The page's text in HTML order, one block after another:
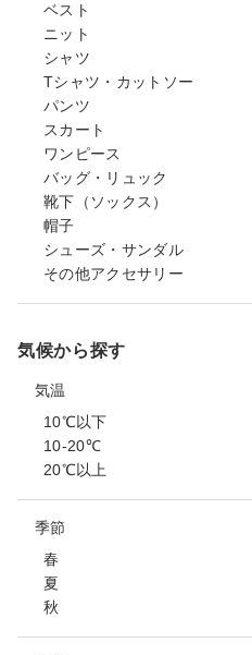
ベスト
ニット
シャツ
Tシャツ・カットソー
パンツ
スカート
ワンピース
バッグ・リュック
靴下（ソックス）
帽子
シューズ・サンダル
その他アクセサリー
気候から探す
気温
10℃以下
10-20℃
20℃以上
季節
春
夏
秋